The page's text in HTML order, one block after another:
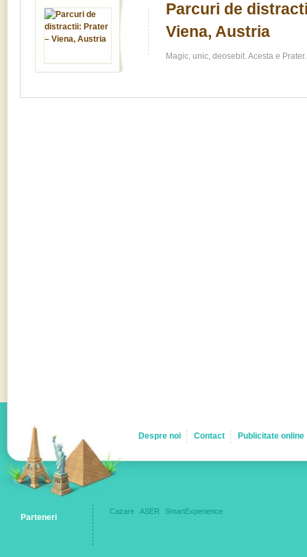
Parcuri de
Viena, Austria
Magic, unic, deosebit. Acesta e
Despre noi Contact Publicitate online
Parteneri
Cazare ASER SmartExperience